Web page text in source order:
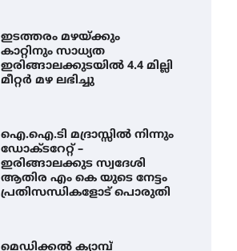
ഇടത്തരം മഴയ്ക്കും
കാറ്റിനും സാധ്യത
ഇരിങ്ങാലക്കുടയിൽ 4.4 മില്ലി
മീറ്റർ മഴ ലഭിച്ചു
ഐ.ഐ.ടി മദ്രാസ്സിൽ നിന്നും
ഡോക്ടറേറ്റ് –
ഇരിങ്ങാലക്കുട സ്വദേശി
ആതിര എം കെ യുടെ നേട്ടം
പ്രതിസന്ധികളോട് പൊരുതി
മെഡിക്കൽ ക്യാമ്പ്
സാധ്യത ഇരിങ്ങാലക്കുടയിൽ